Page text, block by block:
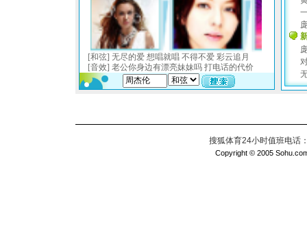
搜狐体育24小时值班电话
Copyright © 2005